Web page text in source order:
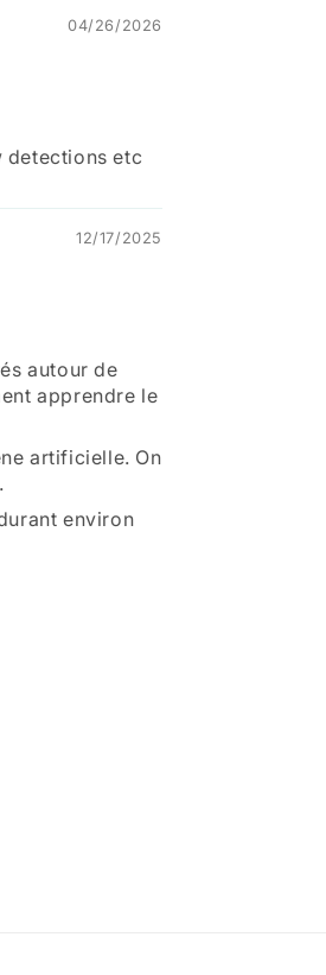
04/26/2026
detections etc
12/17/2025
autour de
apprendre le
artificielle. On
environ